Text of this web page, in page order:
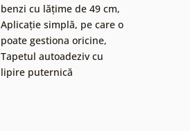
benzi cu lățime de 49 cm,
Aplicație simplă, pe care o
poate gestiona oricine,
Tapetul autoadeziv cu
lipire puternică